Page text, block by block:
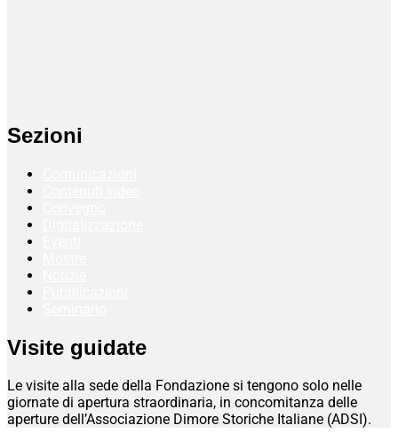
Sezioni
Visite guidate
Le visite alla sede della Fondazione si tengono solo nelle
giornate di apertura straordinaria, in concomitanza delle
aperture dell’Associazione Dimore Storiche Italiane (ADSI).